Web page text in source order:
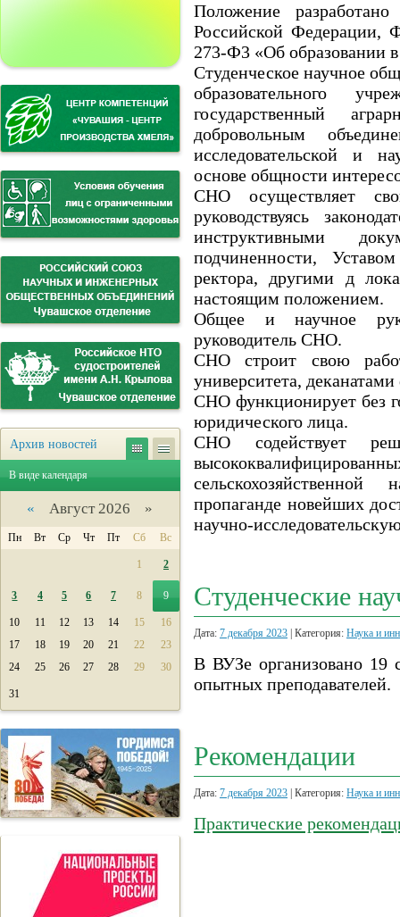
Архив новостей
В виде календаря
« Август 2026 »
Пн Вт Ср Чт Пт Сб Вс
1 2
3 4 5 6 7 8 9
10 11 12 13 14 15
16
17
18 19 20 21 22
23
24
25 26 27 28 29 30
31
Положение разработано
Российской Федерации,
273-Ф3 «Об образовании
Студенческое научное
образовательного
государственный
добровольным
исследовательской и
основе общности
СНО осуществляет
руководствуясь
инструктивными
подчиненности,
ректора, другими д
настоящим положением.
Общее и научное
руководитель CHO.
СНО строит свою
университета,
CHO функционирует без
юридического лица.
СНО содействует
пропаганде новейших
научно-
Студенческие
Дата: 7 декабря 2023 | Категория: Наука и
В ВУЗе организовано 19
опытных преподавателей.
Рекомендации
Дата: 7 декабря 2023 | Категория: Наука и
Практические